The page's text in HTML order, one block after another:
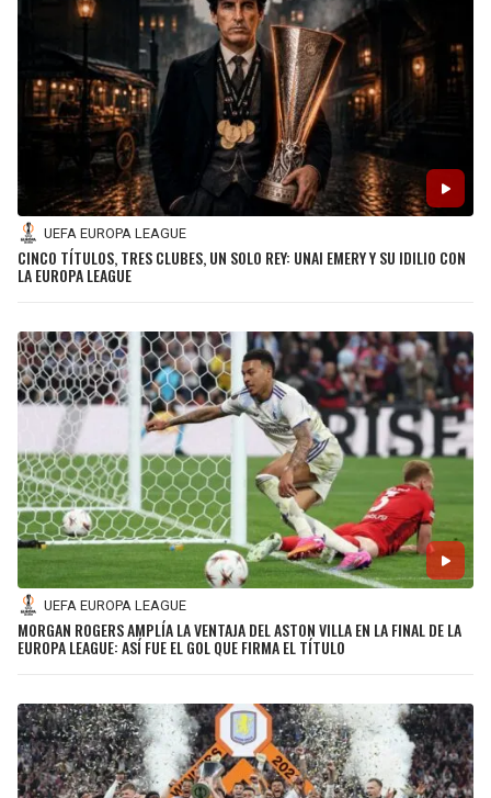
UEFA EUROPA LEAGUE
CINCO TÍTULOS, TRES CLUBES, UN SOLO REY: UNAI EMERY Y SU IDILIO CON
LA EUROPA LEAGUE
UEFA EUROPA LEAGUE
MORGAN ROGERS AMPLÍA LA VENTAJA DEL ASTON VILLA EN LA FINAL DE LA
EUROPA LEAGUE: ASÍ FUE EL GOL QUE FIRMA EL TÍTULO